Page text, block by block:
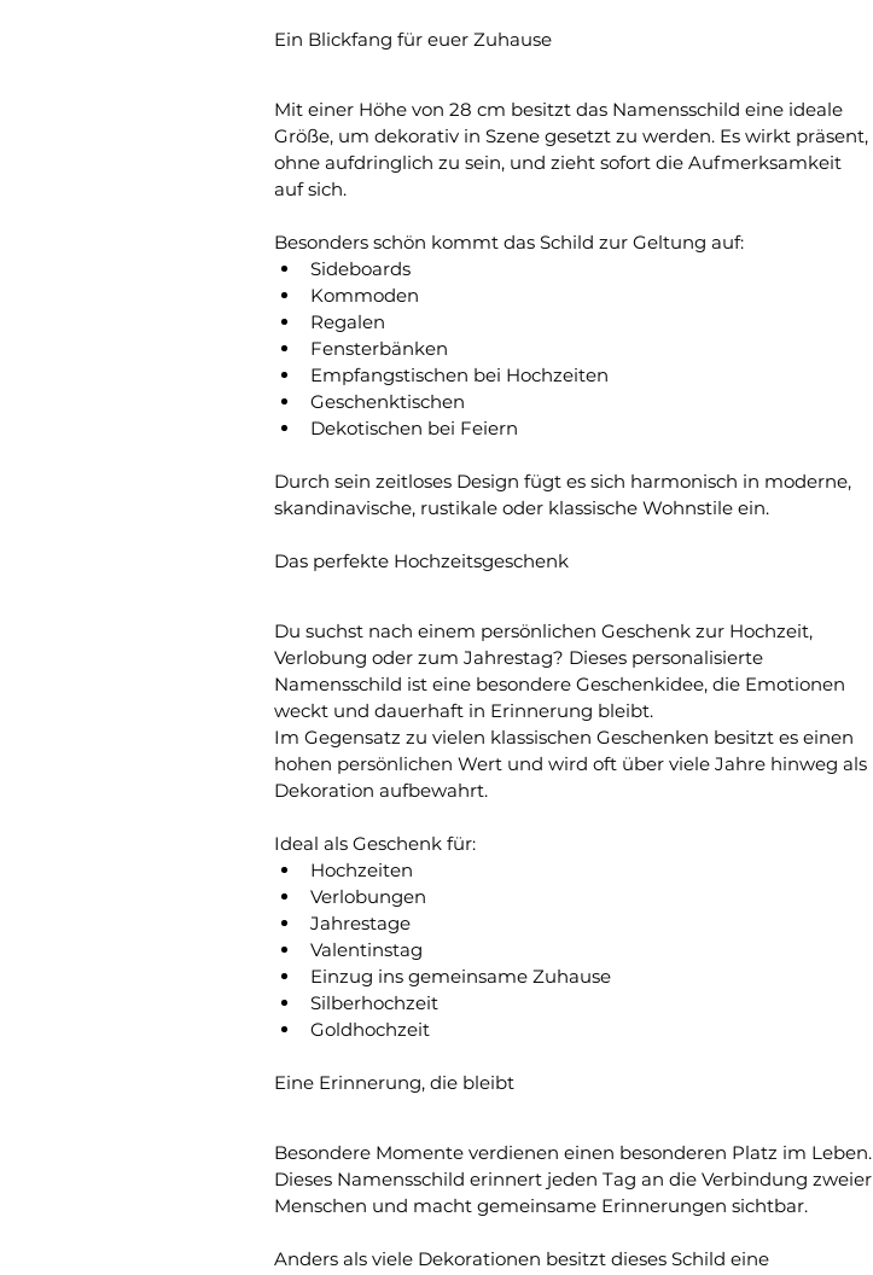
Ein Blickfang für euer Zuhause
Mit einer Höhe von 28 cm besitzt das Namensschild eine ideale
Größe, um dekorativ in Szene gesetzt zu werden. Es wirkt präsent,
ohne aufdringlich zu sein, und zieht sofort die Aufmerksamkeit
auf sich.
Besonders schön kommt das Schild zur Geltung auf:
Sideboards
Kommoden
Regalen
Fensterbänken
Empfangstischen bei Hochzeiten
Geschenktischen
Dekotischen bei Feiern
Durch sein zeitloses Design fügt es sich harmonisch in moderne,
skandinavische, rustikale oder klassische Wohnstile ein.
Das perfekte Hochzeitsgeschenk
Du suchst nach einem persönlichen Geschenk zur Hochzeit,
Verlobung oder zum Jahrestag? Dieses personalisierte
Namensschild ist eine besondere Geschenkidee, die Emotionen
weckt und dauerhaft in Erinnerung bleibt.
Im Gegensatz zu vielen klassischen Geschenken besitzt es einen
hohen persönlichen Wert und wird oft über viele Jahre hinweg als
Dekoration aufbewahrt.
Ideal als Geschenk für:
Hochzeiten
Verlobungen
Jahrestage
Valentinstag
Einzug ins gemeinsame Zuhause
Silberhochzeit
Goldhochzeit
Eine Erinnerung, die bleibt
Besondere Momente verdienen einen besonderen Platz im Leben.
Dieses Namensschild erinnert jeden Tag an die Verbindung zweier
Menschen und macht gemeinsame Erinnerungen sichtbar.
Anders als viele Dekorationen besitzt dieses Schild eine